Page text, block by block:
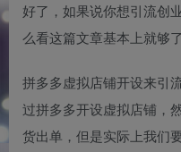
好了，如果说你想引流创
么看这篇文章基本上就够了
拼多多虚拟店铺开设来引
过拼多多开设虚拟店铺，
货出单，但是实际上我们